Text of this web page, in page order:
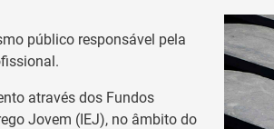
público responsável pela
através dos Fundos
Jovem (IEJ), no âmbito do